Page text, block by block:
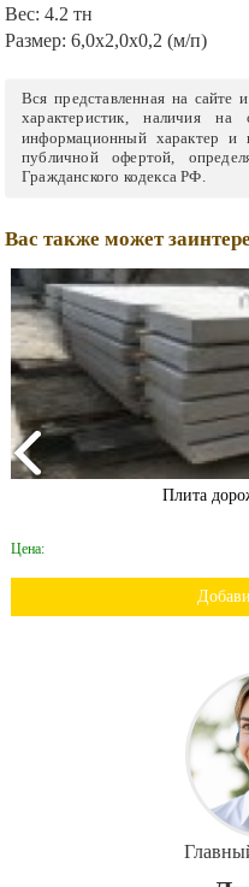
Вес: 4.2 тн
Размер: 6,0х2,0х0,2 (м/п)
Вся представленная на сайте
характеристик, наличия на
информационный характер и
публичной офертой,
Гражданского кодекса РФ.
Вас также может
Плита
Цена: